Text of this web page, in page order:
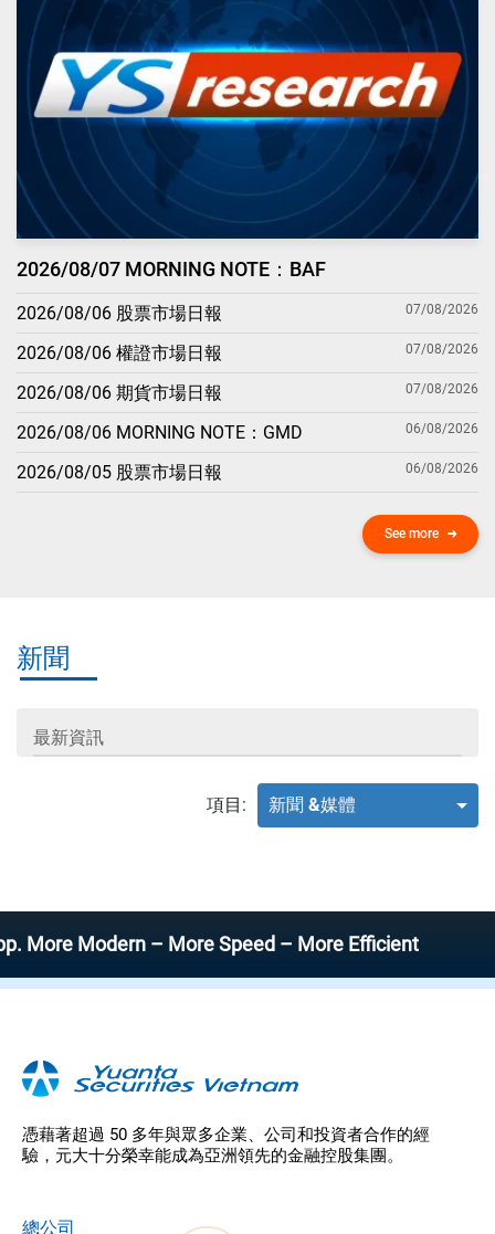
2026/08/07 MORNING NOTE：BAF
2026/08/06 股票市場日報 07/08/2026
2026/08/06 權證市場日報 07/08/2026
2026/08/06 期貨市場日報 07/08/2026
2026/08/06 MORNING NOTE：GMD 06/08/2026
2026/08/05 股票市場日報 06/08/2026
See more
新聞
最新資訊
項目: 新聞 &媒體
Modern – More Speed – More Efficient
憑藉著超過 50 多年與眾多企業、公司和投資者合作的經
驗，元大十分榮幸能成為亞洲領先的金融控股集團。
總公司